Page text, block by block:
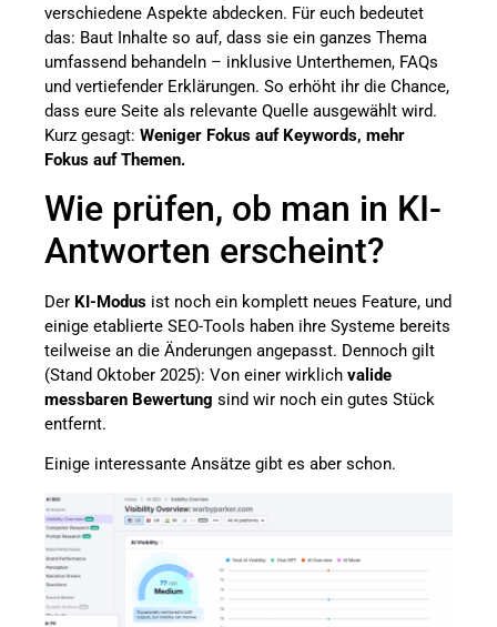
verschiedene Aspekte abdecken. Für euch bedeutet
das: Baut Inhalte so auf, dass sie ein ganzes Thema
umfassend behandeln – inklusive Unterthemen, FAQs
und vertiefender Erklärungen. So erhöht ihr die Chance,
dass eure Seite als relevante Quelle ausgewählt wird.
Kurz gesagt: Weniger Fokus auf Keywords, mehr
Fokus auf Themen.
Wie prüfen, ob man in KI-
Antworten erscheint?
Der KI-Modus ist noch ein komplett neues Feature, und
einige etablierte SEO-Tools haben ihre Systeme bereits
teilweise an die Änderungen angepasst. Dennoch gilt
(Stand Oktober 2025): Von einer wirklich valide
messbaren Bewertung sind wir noch ein gutes Stück
entfernt.
Einige interessante Ansätze gibt es aber schon.